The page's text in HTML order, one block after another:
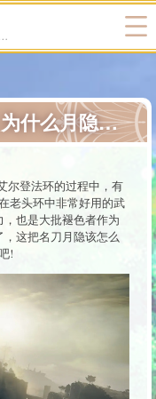
机游戏下载，移植游戏下载
艾尔登法环名刀月隐附魔 为什么月隐附不了魔
尔登法环的过程中，有
老头环中非常好用的武
也是大批褪色者作为
这把名刀月隐该怎么
!